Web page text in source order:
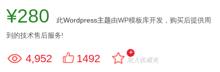
¥280 此Wordpress主题由WP模板库开发，购买后提供周
到的技术售后服务!
4,952 1492
+
加入收藏夹